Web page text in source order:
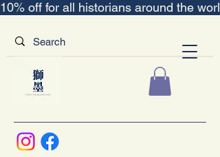
10% off for all historians around the